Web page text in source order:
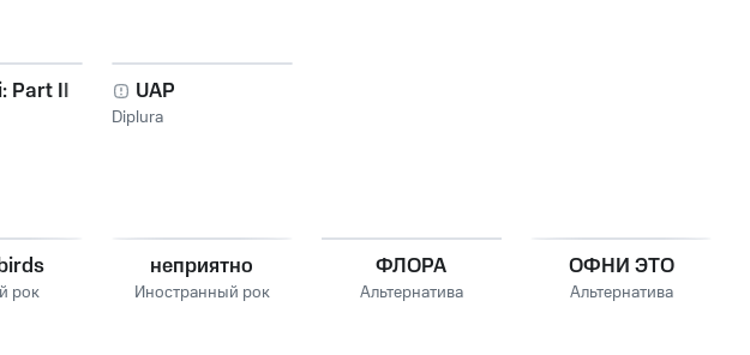
Part II UAP
Diplura
рок
неприятно
Иностранный рок
ФЛОРА
Альтернатива
ОФНИ ЭТО
Альтернатива